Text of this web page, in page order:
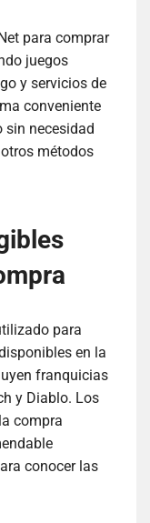
para comprar
juegos
y servicios de
conveniente
sin necesidad
métodos
para
en la
franquicias
y Diablo. Los
compra
conocer las